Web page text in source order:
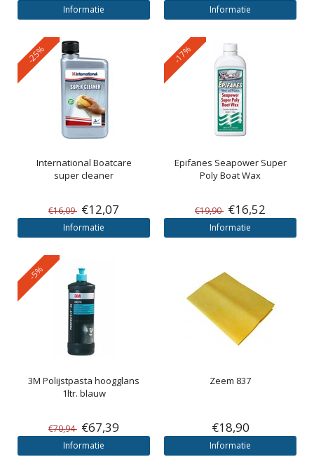
Informatie Informatie
-25%
International Boatcare
super cleaner
€16,09 €12,07
Informatie
-17%
Epifanes Seapower Super
Poly Boat Wax
€19,90 €16,52
Informatie
-5%
3M Polijstpasta hoogglans
1ltr. blauw
€70,94 €67,39
Informatie
Zeem 837
€18,90
Informatie